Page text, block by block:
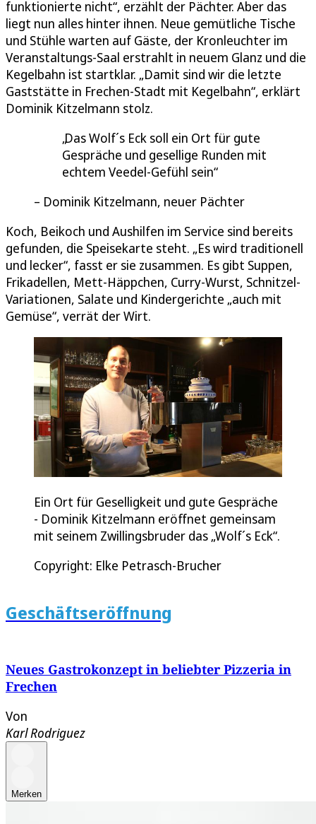
funktionierte nicht“, erzählt der Pächter. Aber das
liegt nun alles hinter ihnen. Neue gemütliche Tische
und Stühle warten auf Gäste, der Kronleuchter im
Veranstaltungs-Saal erstrahlt in neuem Glanz und die
Kegelbahn ist startklar. „Damit sind wir die letzte
Gaststätte in Frechen-Stadt mit Kegelbahn“, erklärt
Dominik Kitzelmann stolz.
Das Wolf´s Eck soll ein Ort für gute
Gespräche und gesellige Runden mit
echtem Veedel-Gefühl sein
Dominik Kitzelmann, neuer Pächter
Koch, Beikoch und Aushilfen im Service sind bereits
gefunden, die Speisekarte steht. „Es wird traditionell
und lecker“, fasst er sie zusammen. Es gibt Suppen,
Frikadellen, Mett-Häppchen, Curry-Wurst, Schnitzel-
Variationen, Salate und Kindergerichte „auch mit
Gemüse“, verrät der Wirt.
Ein Ort für Geselligkeit und gute Gespräche
- Dominik Kitzelmann eröffnet gemeinsam
mit seinem Zwillingsbruder das „Wolf´s Eck“.
Copyright: Elke Petrasch-Brucher
Geschäftseröffnung
Neues Gastrokonzept in beliebter Pizzeria in
Frechen
Von
Karl Rodriguez
Merken